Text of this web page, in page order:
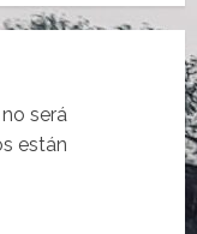
será
están